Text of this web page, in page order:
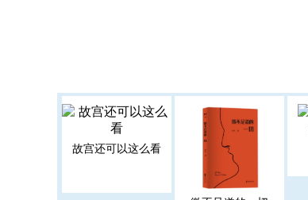
故宫还可以这么看